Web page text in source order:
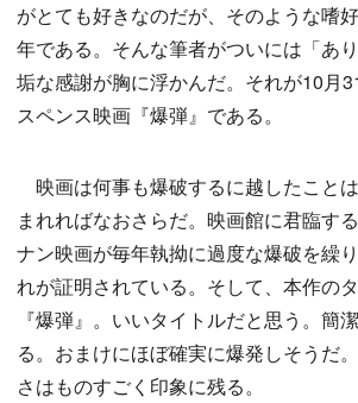
がとても好きなのだが、そのような嗜
年である。そんな筆者がついには「あ
垢な感謝が胸に浮かんだ。それが10月
スペンス映画『爆弾』である。
映画は何事も爆破するに越したこと
まれればなおさらだ。映画館に君臨す
ナン映画が毎年執拗に過度な爆破を繰
れが証明されている。そして、本作の
『爆弾』。いいタイトルだと思う。簡
る。おまけにほぼ確実に爆発しそうだ
さはものすごく印象に残る。